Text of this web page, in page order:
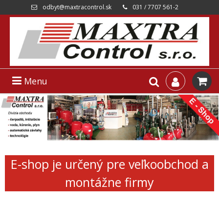
odbyt@maxtracontrol.sk 031 / 7707 561-2
Menu
E-shop je určený pre veľkoobchod a
montážne firmy